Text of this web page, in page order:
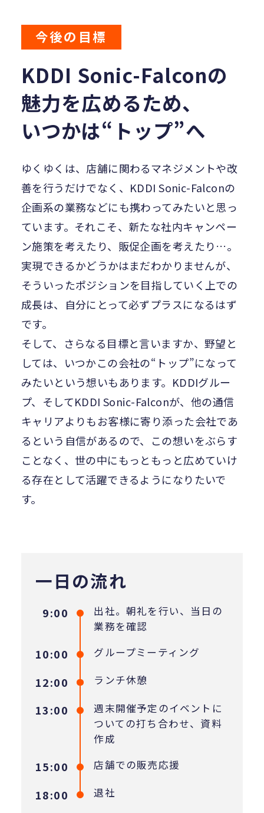
今後の目標
KDDI Sonic-Falconの
魅力を広めるため、
いつかは“トップ”へ
ゆくゆくは、店舗に関わるマネジメントや改
善を行うだけでなく、KDDI Sonic-Falconの
企画系の業務などにも携わってみたいと思っ
ています。それこそ、新たな社内キャンペー
ン施策を考えたり、販促企画を考えたり…。
実現できるかどうかはまだわかりませんが、
そういったポジションを目指していく上での
成長は、自分にとって必ずプラスになるはず
です。
そして、さらなる目標と言いますか、野望と
しては、いつかこの会社の“トップ”になって
みたいという想いもあります。KDDIグルー
プ、そしてKDDI Sonic-Falconが、他の通信
キャリアよりもお客様に寄り添った会社であ
るという自信があるので、この想いをぶらす
ことなく、世の中にもっともっと広めていけ
る存在として活躍できるようになりたいで
す。
一日の流れ
9:00
出社。朝礼を行い、当日の
業務を確認
10:00 グループミーティング
12:00 ランチ休憩
13:00
週末開催予定のイベントに
ついての打ち合わせ、資料
作成
15:00 店舗での販売応援
18:00 退社